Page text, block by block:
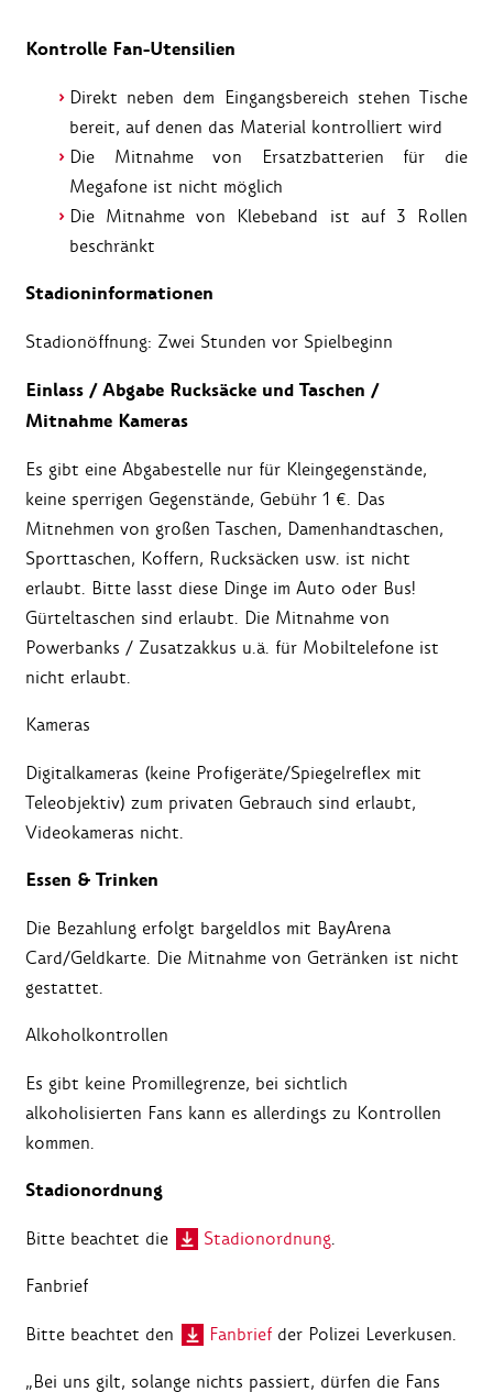
Kontrolle Fan-Utensilien
Direkt neben dem Eingangsbereich stehen Tische
bereit, auf denen das Material kontrolliert wird
Die Mitnahme von Ersatzbatterien für die
Megafone ist nicht möglich
Die Mitnahme von Klebeband ist auf 3 Rollen
beschränkt
Stadioninformationen
Stadionöffnung: Zwei Stunden vor Spielbeginn
Einlass / Abgabe Rucksäcke und Taschen /
Mitnahme Kameras
Es gibt eine Abgabestelle nur für Kleingegenstände,
keine sperrigen Gegenstände, Gebühr 1 €. Das
Mitnehmen von großen Taschen, Damenhandtaschen,
Sporttaschen, Koffern, Rucksäcken usw. ist nicht
erlaubt. Bitte lasst diese Dinge im Auto oder Bus!
Gürteltaschen sind erlaubt. Die Mitnahme von
Powerbanks / Zusatzakkus u.ä. für Mobiltelefone ist
nicht erlaubt.
Kameras
Digitalkameras (keine Profigeräte/Spiegelreflex mit
Teleobjektiv) zum privaten Gebrauch sind erlaubt,
Videokameras nicht.
Essen & Trinken
Die Bezahlung erfolgt bargeldlos mit BayArena
Card/Geldkarte. Die Mitnahme von Getränken ist nicht
gestattet.
Alkoholkontrollen
Es gibt keine Promillegrenze, bei sichtlich
alkoholisierten Fans kann es allerdings zu Kontrollen
kommen.
Stadionordnung
Bitte beachtet die Stadionordnung.
Fanbrief
Bitte beachtet den Fanbrief der Polizei Leverkusen.
„Bei uns gilt, solange nichts passiert, dürfen die Fans